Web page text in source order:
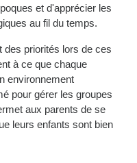
et d'apprécier les
au fil du temps.
des priorités lors de ces
à ce que chaque
environnement
pour gérer les groupes
aux parents de se
leurs enfants sont bien